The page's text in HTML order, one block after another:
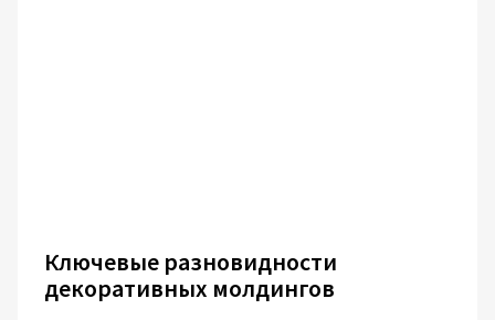
Ключевые разновидности
декоративных молдингов